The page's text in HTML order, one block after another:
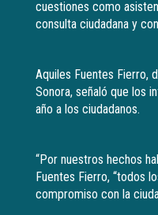
cuestiones como
consulta ciudadana y
Aquiles Fuentes Fierro,
Sonora, señaló que los
año a los ciudadanos.
“Por nuestros hechos
Fuentes Fierro, “todos
compromiso con la